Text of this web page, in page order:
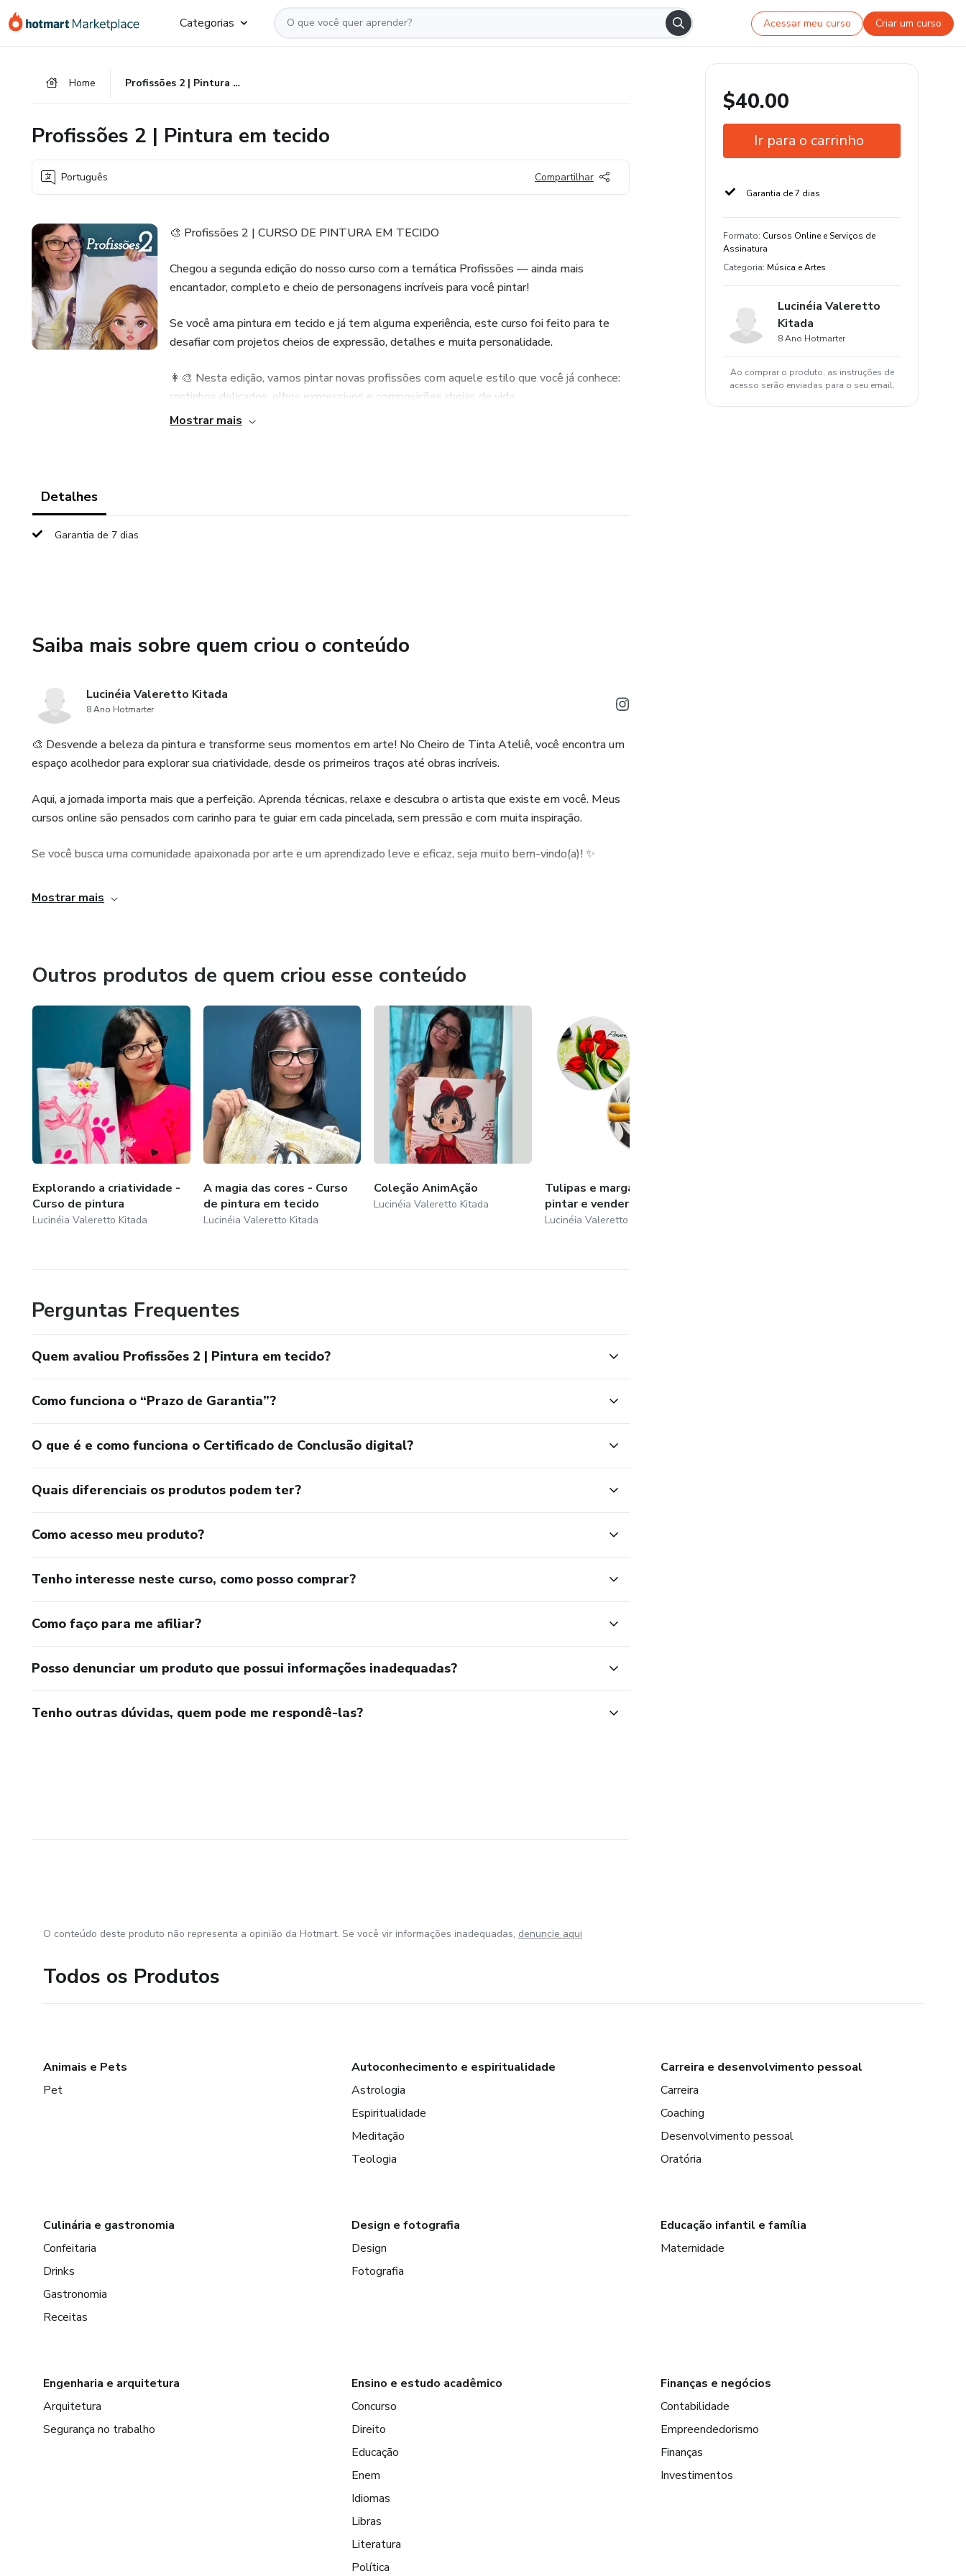
para
para
para
Categorias Acessar meu curso Criar um curso
Home Profissões 2 | Pintura em tecido
Profissões 2 | Pintura em tecido
Português Compartilhar
🎨 Profissões 2 | CURSO DE PINTURA EM TECIDO
Chegou a segunda edição do nosso curso com a temática Profissões — ainda mais
encantador, completo e cheio de personagens incríveis para você pintar!
Se você ama pintura em tecido e já tem alguma experiência, este curso foi feito para te
desafiar com projetos cheios de expressão, detalhes e muita personalidade.
👩‍🎨 Nesta edição, vamos pintar novas profissões com aquele estilo que você já conhece:
rostinhos delicados, olhos expressivos e composições cheias de vida.
• Como valorizar cada detalhe e criar composições encantadoras.
• Lista de materiais;
• Acesso às aulas gravadas;
Mostrar mais
Detalhes
Garantia de 7 dias
Saiba mais sobre quem criou o conteúdo
Lucinéia Valeretto Kitada
8 Ano Hotmarter
🎨 Desvende a beleza da pintura e transforme seus momentos em arte! No Cheiro de Tinta Ateliê, você encontra um
espaço acolhedor para explorar sua criatividade, desde os primeiros traços até obras incríveis.
Aqui, a jornada importa mais que a perfeição. Aprenda técnicas, relaxe e descubra o artista que existe em você. Meus
cursos online são pensados com carinho para te guiar em cada pincelada, sem pressão e com muita inspiração.
Se você busca uma comunidade apaixonada por arte e um aprendizado leve e eficaz, seja muito bem-vindo(a)! ✨
Mostrar mais
Outros produtos de quem criou esse conteúdo
Explorando a criatividade -
Curso de pintura
Lucinéia Valeretto Kitada
A magia das cores - Curso
de pintura em tecido
Lucinéia Valeretto Kitada
Coleção AnimAção
Lucinéia Valeretto Kitada
Tulipas e margarida para
pintar e vender
Lucinéia Valeretto Kitada
Perguntas Frequentes
Quem avaliou Profissões 2 | Pintura em tecido?
Como funciona o “Prazo de Garantia”?
O que é e como funciona o Certificado de Conclusão digital?
Quais diferenciais os produtos podem ter?
Como acesso meu produto?
Tenho interesse neste curso, como posso comprar?
Como faço para me afiliar?
Posso denunciar um produto que possui informações inadequadas?
Tenho outras dúvidas, quem pode me respondê-las?
$40.00
Ir para o carrinho
Garantia de 7 dias
Formato: Cursos Online e Serviços de
Assinatura
Categoria: Música e Artes
Lucinéia Valeretto
Kitada
8 Ano Hotmarter
Ao comprar o produto, as instruções de
acesso serão enviadas para o seu email.
O conteúdo deste produto não representa a opinião da Hotmart. Se você vir informações inadequadas, denuncie aqui
Todos os Produtos
Animais e Pets
Pet
Autoconhecimento e espiritualidade
Astrologia
Espiritualidade
Meditação
Teologia
Carreira e desenvolvimento pessoal
Carreira
Coaching
Desenvolvimento pessoal
Oratória
Culinária e gastronomia
Confeitaria
Drinks
Gastronomia
Receitas
Design e fotografia
Design
Fotografia
Educação infantil e família
Maternidade
Engenharia e arquitetura
Arquitetura
Segurança no trabalho
Ensino e estudo acadêmico
Concurso
Direito
Educação
Enem
Idiomas
Libras
Literatura
Política
Finanças e negócios
Contabilidade
Empreendedorismo
Finanças
Investimentos